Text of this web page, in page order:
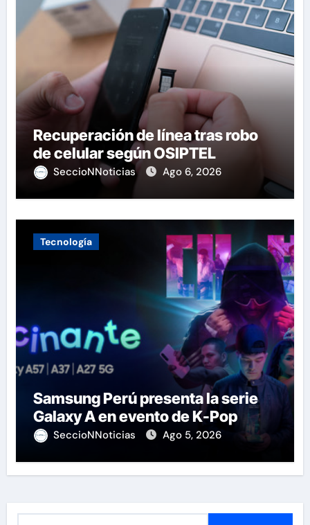
Recuperación de línea tras robo
de celular según OSIPTEL
SeccioNNoticias Ago 6, 2026
Tecnología
Samsung Perú presenta la serie
Galaxy A en evento de K-Pop
SeccioNNoticias Ago 5, 2026